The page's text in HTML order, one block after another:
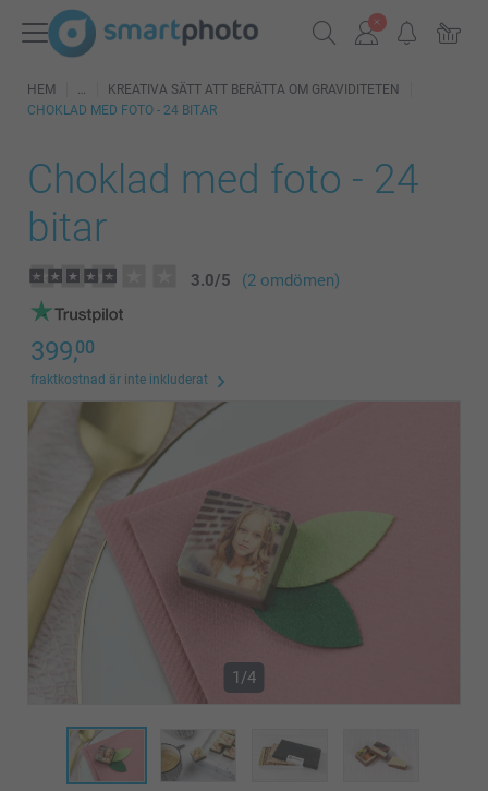
HEM
KREATIVA SÄTT ATT BERÄTTA OM GRAVIDITETEN
CHOKLAD MED FOTO - 24 BITAR
Choklad med foto - 24
bitar
3.0/5 (2 omdömen)
399,00
fraktkostnad är inte inkluderat
1/4